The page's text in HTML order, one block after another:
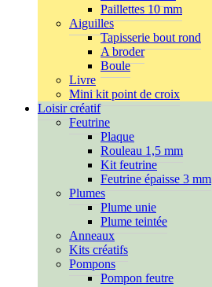
Paillettes 10 mm
Aiguilles
Tapisserie bout rond
A broder
Boule
Livre
Mini kit point de croix
Loisir créatif
Feutrine
Plaque
Rouleau 1,5 mm
Kit feutrine
Feutrine épaisse 3 mm
Plumes
Plume unie
Plume teintée
Anneaux
Kits créatifs
Pompons
Pompon feutre